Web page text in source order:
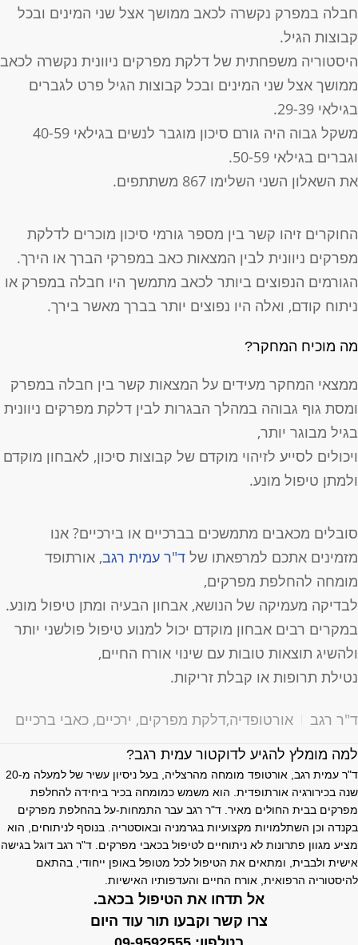
חבלה במפרק נקשרה לכאב ממושך אצל שני המינים ובכל
קבוצות הגיל.
היסטוריה משפחתית של דלקת מפרקים ניוונית נקשרה לכאב
ממושך אצל שני המינים ובכל קבוצות הגיל פרט לגברים
בגילאי 29-39.
משקל גבוה היה גורם סיכון מוגבר לנשים בגילאי 40-59
וגברים בגילאי 50-59.
את השאלון השני השלימו 867 משתתפים.
החוקרים זיהו קשר בין מספר גורמי סיכון מוכרים לדלקת
מפרקים ניוונית לבין המצאות כאב במפרקי הברך או הירך.
הגורמים הנפוצים ביותר לכאב מתמשך היו חבלה במפרק או
ניתוח קודם, ואלה היו נפוצים יותר בברך מאשר בירך.
מה מוכיח המחקר?
ממצאי המחקר מעידים על המצאות קשר בין חבלה במפרק
ומסת גוף גבוהה במהלך הבגרות לבין דלקת מפרקים ניוונית
בגיל מבוגר יותר,
ויכולים לסייע לזיהוי מוקדם של קבוצות סיכון, לאבחון מוקדם
ולמתן טיפול מונע.
סובלים מכאבים מתמשכים בברכיים או בירכיים? אנו
מזמינים אתכם למרפאתו של ד"ר עמית רגב, אורתופד
מומחה להחלפת מפרקים,
לבדיקה מעמיקה של הנושא, אבחון הבעיה ומתן טיפול מונע.
במקרים רבים אבחון מוקדם יכול למנוע טיפול פולשני יותר
ולהשיג תוצאות טובות עם שינוי אורח החיים,
נטילת תרופות או קבלת זריקות.
ד"ר רגב אורטופדיה,דלקת מפרקים, ירכיים, כאבי ברכיים
למה מומלץ להגיע לדוקטור עמית רגב?
ד"ר עמית רגב, אורטופד מומחה מהרצליה, בעל ניסיון עשיר של למעלה מ-20
שנה בכירורגיה אורתופדית. הוא משמש כמומחה בכיר ביחידה להחלפת
מפרקים בבית החולים מאיר. ד"ר רגב עבר התמחות-על בהחלפת מפרקים
בקנדה וכן השתלמויות מקצועיות בגרמניה ובאוסטריה. בנוסף לניתוחים, הוא
מציע מגוון פתרונות לא ניתוחיים לטיפול בכאבי מפרקים. ד"ר רגב דוגל בגישה
אישית ולבבית, ומתאים את הטיפול לכל מטופל באופן ייחודי, בהתאם
להיסטוריה הרפואית, אורח החיים והעדפותיו האישיות.
אל תדחו את הטיפול בכאב.
צרו קשר וקבעו תור עוד היום